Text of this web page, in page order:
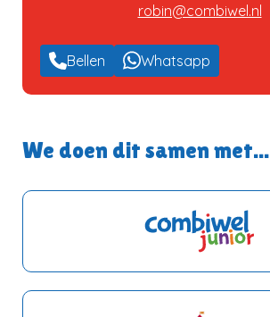
robin@combiwel.nl
Bellen Whatsapp
We doen dit samen met...